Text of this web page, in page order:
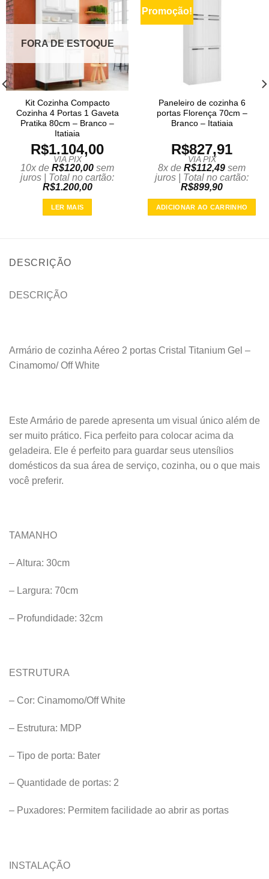
FORA DE ESTOQUE
Kit Cozinha Compacto
Cozinha 4 Portas 1 Gaveta
Pratika 80cm – Branco –
Itatiaia
R$1.104,00
VIA PIX
10x de R$120,00 sem
juros | Total no cartão:
R$1.200,00
LER MAIS
Promoção!
Paneleiro de cozinha 6
portas Florença 70cm –
Branco – Itatiaia
R$827,91
VIA PIX
8x de R$112,49 sem
juros | Total no cartão:
R$899,90
ADICIONAR AO CARRINHO
DESCRIÇÃO
DESCRIÇÃO
Armário de cozinha Aéreo 2 portas Cristal Titanium Gel –
Cinamomo/ Off White
Este Armário de parede apresenta um visual único além de
ser muito prático. Fica perfeito para colocar acima da
geladeira. Ele é perfeito para guardar seus utensílios
domésticos da sua área de serviço, cozinha, ou o que mais
você preferir.
TAMANHO
– Altura: 30cm
– Largura: 70cm
– Profundidade: 32cm
ESTRUTURA
– Cor: Cinamomo/Off White
– Estrutura: MDP
– Tipo de porta: Bater
– Quantidade de portas: 2
– Puxadores: Permitem facilidade ao abrir as portas
INSTALAÇÃO